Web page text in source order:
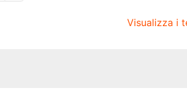
Visualizza i